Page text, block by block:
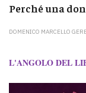
Perché una
DOMENICO MARCELLO
L'ANGOLO DEL